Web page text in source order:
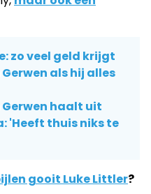
zo veel geld krijgt
als hij alles
haalt uit
'Heeft thuis niks te
gooit Luke Littler?